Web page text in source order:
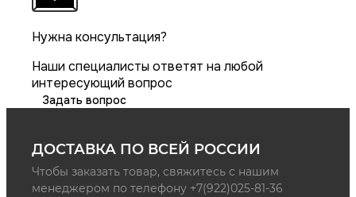
Нужна консультация?
Наши специалисты ответят на любой
интересующий вопрос
Задать вопрос
ДОСТАВКА ПО ВСЕЙ РОССИИ
Чтобы заказать товар, свяжитесь с нашим
менеджером по телефону +7(922)025-81-36